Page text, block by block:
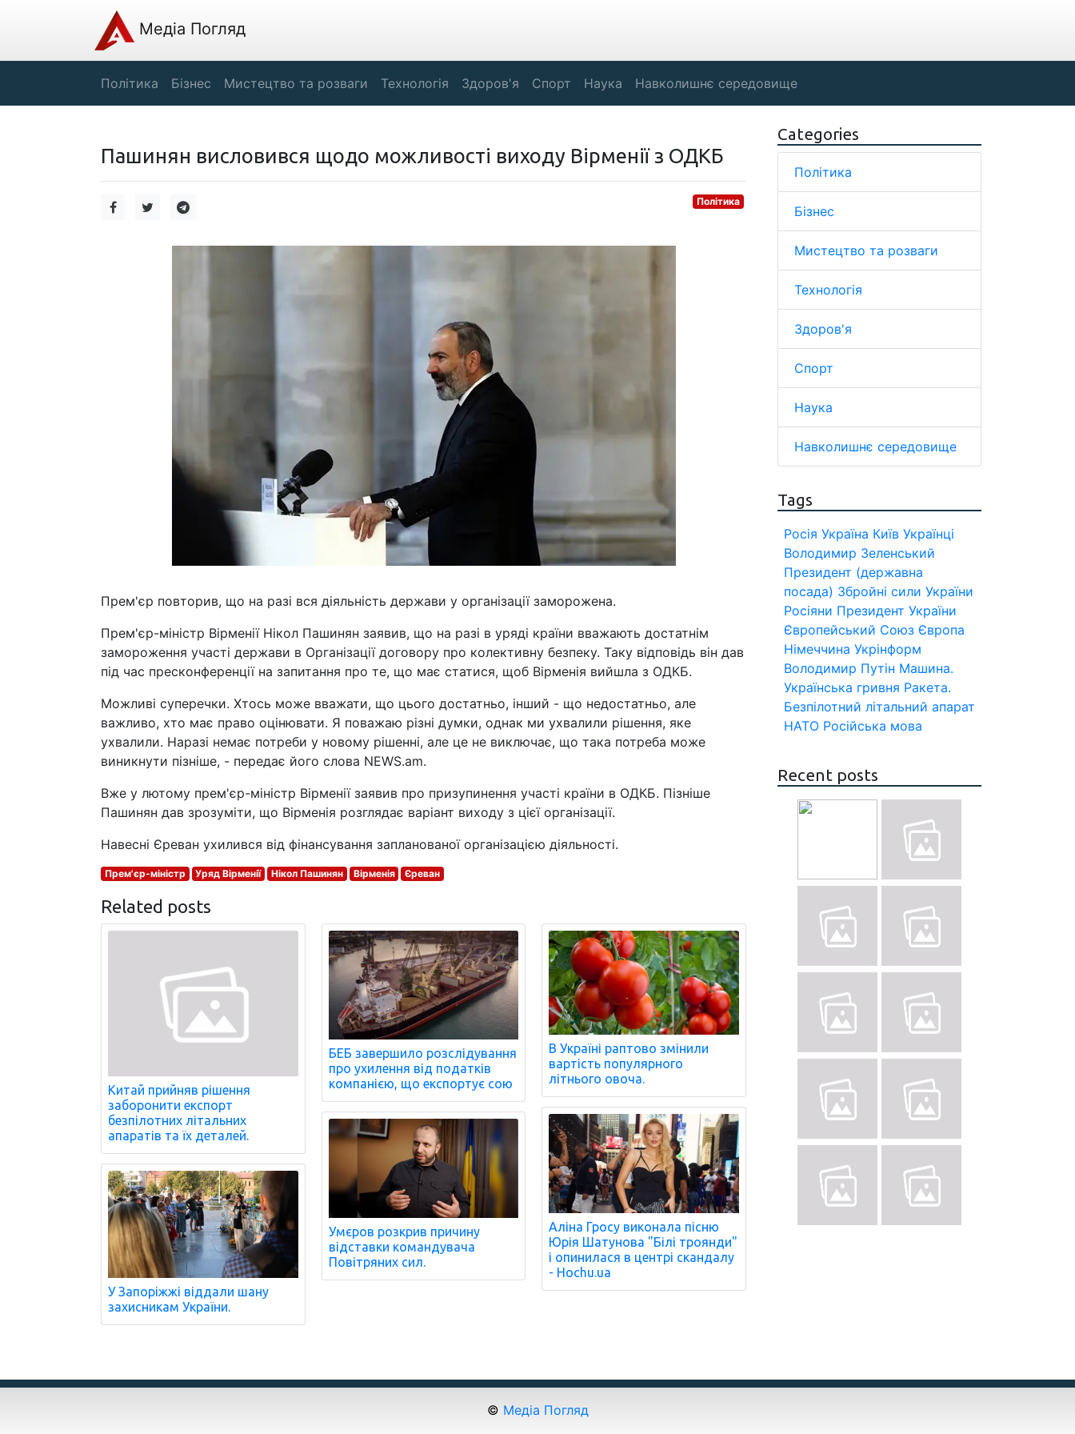
Медіа Погляд
Політика Бізнес Мистецтво та розваги Технологія Здоров'я Спорт Наука Навколишнє середовище
Пашинян висловився щодо можливості виходу Вірменії з ОДКБ
Політика
Прем'єр повторив, що на разі вся діяльність держави у організації заморожена.
Прем'єр-міністр Вірменії Нікол Пашинян заявив, що на разі в уряді країни вважають достатнім
замороження участі держави в Організації договору про колективну безпеку. Таку відповідь він дав
під час пресконференції на запитання про те, що має статися, щоб Вірменія вийшла з ОДКБ.
Можливі суперечки. Хтось може вважати, що цього достатньо, інший - що недостатньо, але
важливо, хто має право оцінювати. Я поважаю різні думки, однак ми ухвалили рішення, яке
ухвалили. Наразі немає потреби у новому рішенні, але це не виключає, що така потреба може
виникнути пізніше, - передає його слова NEWS.am.
Вже у лютому прем'єр-міністр Вірменії заявив про призупинення участі країни в ОДКБ. Пізніше
Пашинян дав зрозуміти, що Вірменія розглядає варіант виходу з цієї організації.
Навесні Єреван ухилився від фінансування запланованої організацією діяльності.
Прем'єр-міністр Уряд Вірменії Нікол Пашинян Вірменія Єреван
Related posts
Китай прийняв рішення
заборонити експорт
безпілотних літальних
апаратів та їх деталей.
У Запоріжжі віддали шану
захисникам України.
БЕБ завершило розслідування
про ухилення від податків
компанією, що експортує сою
Умєров розкрив причину
відставки командувача
Повітряних сил.
В Україні раптово змінили
вартість популярного
літнього овоча.
Аліна Гросу виконала пісню
Юрія Шатунова "Білі троянди"
і опинилася в центрі скандалу
- Hochu.ua
Categories
Політика
Бізнес
Мистецтво та розваги
Технологія
Здоров'я
Спорт
Наука
Навколишнє середовище
Tags
Росія Україна Київ Українці
Володимир Зеленський
Президент (державна
посада) Збройні сили України
Росіяни Президент України
Європейський Союз Європа
Німеччина Укрінформ
Володимир Путін Машина.
Українська гривня Ракета.
Безпілотний літальний апарат
НАТО Російська мова
Recent posts
© Медіа Погляд